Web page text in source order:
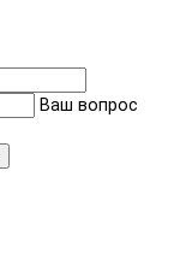
Ваш вопрос